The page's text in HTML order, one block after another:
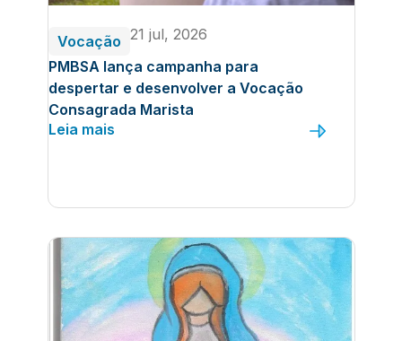
Vocação 21 jul, 2026
PMBSA lança campanha para
despertar e desenvolver a Vocação
Consagrada Marista
Leia mais